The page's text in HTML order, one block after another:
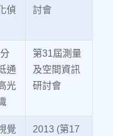
偵
討會
通
光
第31屆測量
及空間資訊
研討會
覺
2013 (第17